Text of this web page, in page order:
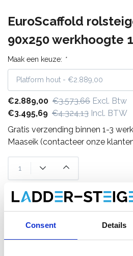
Consent Details
EuroScaffold
90x250 werkhoogte
Maak een keuze: *
€2.889,00 €3.573,66 Excl. Btw
€3.495,69 €4.324,13 Incl. BTW
Gratis verzending binnen 1-3
Maaseik (contacteer onze
Toevoegen aan
Toevoegen